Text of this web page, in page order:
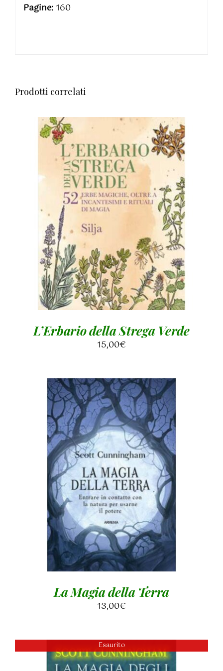
Pagine:160
Prodotti correlati
AGGIUNGI AL CARRELLO DETTAGLI
L’Erbario della Strega Verde
15,00€
AGGIUNGI AL CARRELLO / DETTAGLI
La Magia della Terra
13,00€
Esaurito